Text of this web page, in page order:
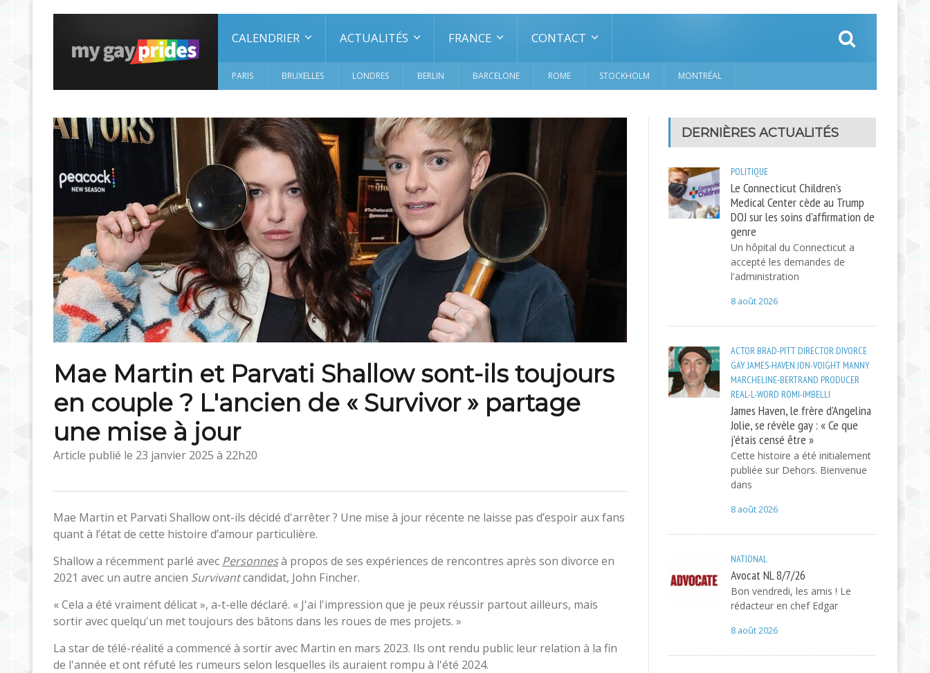
CALENDRIER ACTUALITÉS FRANCE CONTACT
PARIS BRUXELLES LONDRES BERLIN BARCELONE ROME STOCKHOLM MONTRÉAL
Mae Martin et Parvati Shallow sont-ils toujours
en couple ? L'ancien de « Survivor » partage
une mise à jour
Article publié le 23 janvier 2025 à 22h20
Mae Martin et Parvati Shallow ont-ils décidé d'arrêter ? Une mise à jour récente ne laisse pas d’espoir aux fans
quant à l’état de cette histoire d’amour particulière.
Shallow a récemment parlé avec Personnesà propos de ses expériences de rencontres après son divorce en
2021 avec un autre ancien Survivantcandidat, John Fincher.
« Cela a été vraiment délicat », a-t-elle déclaré. « J'ai l'impression que je peux réussir partout ailleurs, mais
sortir avec quelqu'un met toujours des bâtons dans les roues de mes projets. »
La star de télé-réalité a commencé à sortir avec Martin en mars 2023. Ils ont rendu public leur relation à la fin
de l'année et ont réfuté les rumeurs selon lesquelles ils auraient rompu à l'été 2024.
DERNIÈRES ACTUALITÉS
POLITIQUE
Le Connecticut Children's
Medical Center cède au Trump
DOJ sur les soins d'affirmation de
genre
Un hôpital du Connecticut a
accepté les demandes de
l'administration
8 août 2026
ACTOR BRAD-PITT DIRECTOR DIVORCE
GAYJAMES-HAVEN JON-VOIGHT MANNY
MARCHELINE-BERTRAND PRODUCER
REAL-L-WORD ROMI-IMBELLI
James Haven, le frère d'Angelina
Jolie, se révèle gay : « Ce que
j'étais censé être »
Cette histoire a été initialement
publiée sur Dehors. Bienvenue
dans
8 août 2026
NATIONAL
Avocat NL 8/7/26
Bon vendredi, les amis ! Le
rédacteur en chef Edgar
8 août 2026